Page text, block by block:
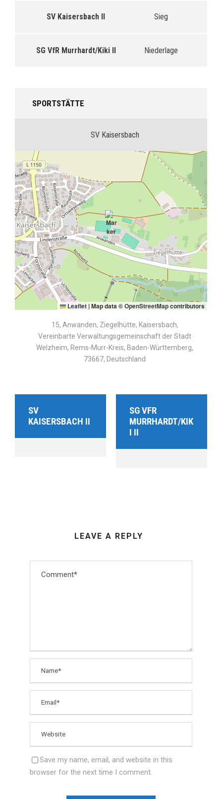
SV Kaisersbach II Sieg
SG VfR Murrhardt/Kiki II Niederlage
SPORTSTÄTTE
SV Kaisersbach
Leaflet |Map data ©OpenStreetMapcontributors
15, Anwanden, Ziegelhütte, Kaisersbach,
Vereinbarte Verwaltungsgemeinschaft der Stadt
Welzheim, Rems-Murr-Kreis, Baden-Württemberg,
73667, Deutschland
SV
KAISERSBACH II
SG VFR
MURRHARDT/KIK
I II
LEAVE A REPLY
Save my name, email, and website in this
browser for the next time I comment.